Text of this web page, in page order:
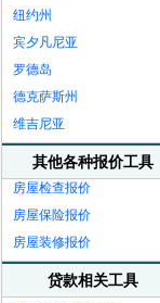
纽约州
宾夕凡尼亚
罗德岛
德克萨斯州
维吉尼亚
其他各种报价工具
房屋检查报价
房屋保险报价
房屋装修报价
贷款相关工具